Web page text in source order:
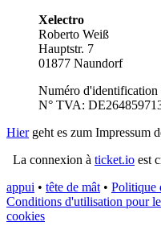
Xelectro
Roberto Weiß
Hauptstr. 7
01877 Naundorf
Numéro d'identification
N° TVA:
Hiergeht es zum Impressum
La connexion à ticket.io est
appui • tête de mât • Politique
Conditions d'utilisation pour
cookies